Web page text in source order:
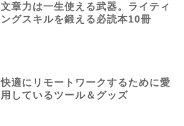
文章力は一生使える武器。ライティ
ングスキルを鍛える必読本10冊
快適にリモートワークするために愛
用しているツール＆グッズ